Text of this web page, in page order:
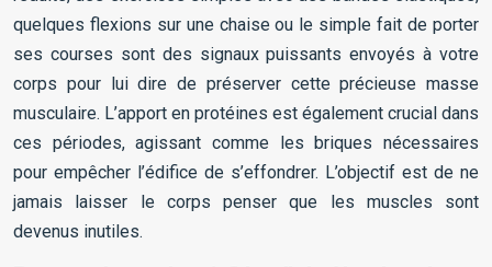
quelques flexions sur une chaise ou le simple fait de porter
ses courses sont des signaux puissants envoyés à votre
corps pour lui dire de préserver cette précieuse masse
musculaire. L’apport en protéines est également crucial dans
ces périodes, agissant comme les briques nécessaires
pour empêcher l’édifice de s’effondrer. L’objectif est de ne
jamais laisser le corps penser que les muscles sont
devenus inutiles.